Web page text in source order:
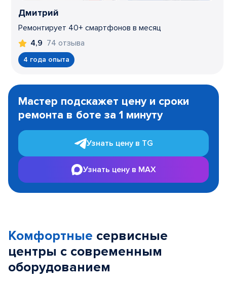
Дмитрий
Ремонтирует 40+ смартфонов в месяц
4,9 74 отзыва
4 года опыта
1
Мастер подскажет цену и сроки
ремонта в боте за 1 минуту
Узнать цену в TG
Узнать цену в MAX
Комфортные сервисные
центры с современным
оборудованием